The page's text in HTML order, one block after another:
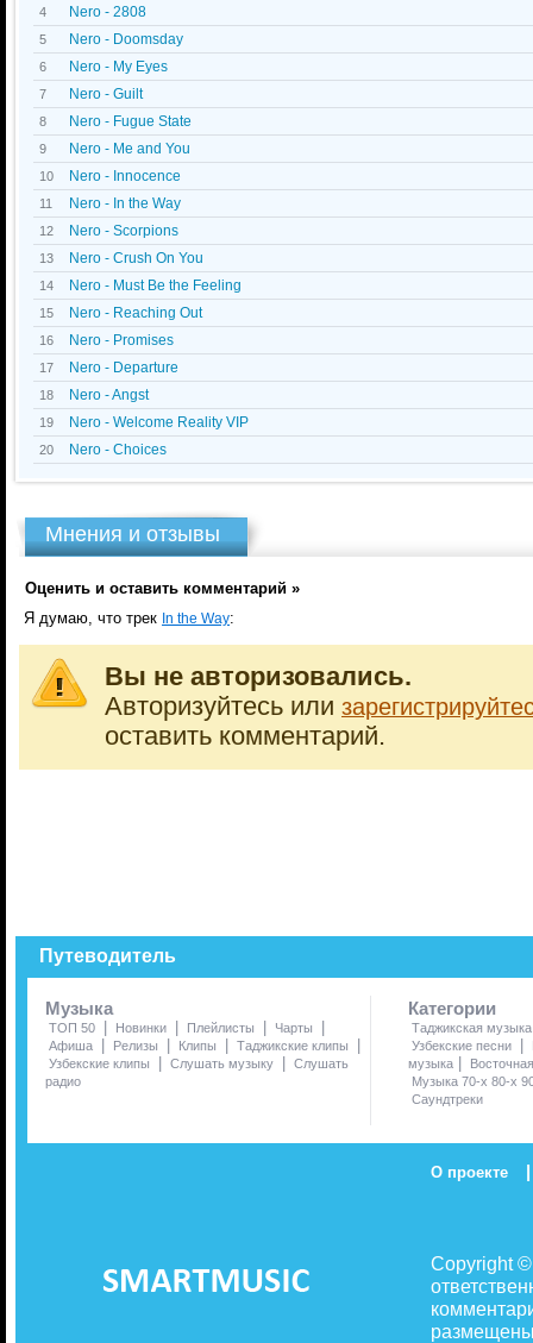
4 Nero - 2808
5 Nero - Doomsday
6 Nero - My Eyes
7 Nero - Guilt
8 Nero - Fugue State
9 Nero - Me and You
10 Nero - Innocence
11 Nero - In the Way
12 Nero - Scorpions
13 Nero - Crush On You
14 Nero - Must Be the Feeling
15 Nero - Reaching Out
16 Nero - Promises
17 Nero - Departure
18 Nero - Angst
19 Nero - Welcome Reality VIP
20 Nero - Choices
Мнения и отзывы
Оценить и оставить комментарий »
Я думаю, что трек In the Way:
Вы не авторизовались.
Авторизуйтесь или
оставить комментарий.
Путеводитель
Музыка
ТОП 50 | Новинки | Плейлисты | Чарты |
Афиша | Релизы | Клипы | Таджикские клипы |
Узбекские клипы | Слушать музыку | Слушать
радио
Категории
Таджикская музыка
Узбекские песни
|
музыка |
Музыка 70-х 80-х
Саундтреки
О проекте |
Copyright
размещены